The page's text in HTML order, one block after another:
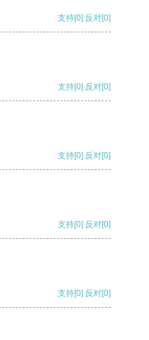
支持[0] 反对[0]
支持[0] 反对[0]
支持[0] 反对[0]
支持[0] 反对[0]
支持[0] 反对[0]